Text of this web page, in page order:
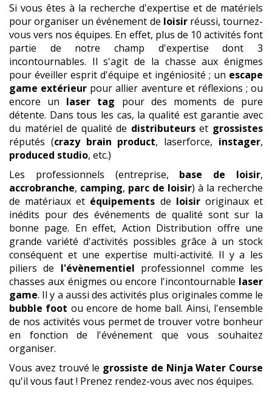
Si vous êtes à la recherche d'expertise et de matériels
pour organiser un événement de loisirréussi, tournez-
vous vers nos équipes. En effet, plus de 10 activités font
partie de notre champ d'expertise dont 3
incontournables. Il s'agit de la chasse aux énigmes
pour éveiller esprit d'équipe et ingéniosité ; un escape
game extérieur pour allier aventure et réflexions ; ou
encore un laser tag pour des moments de pure
détente. Dans tous les cas, la qualité est garantie avec
du matériel de qualité de distributeurset grossistes
réputés (crazy brain product, laserforce, instager,
produced studio, etc.)
Les professionnels (entreprise, base de loisir,
accrobranche, camping, parc de loisir) à la recherche
de matériaux et équipements de loisiroriginaux et
inédits pour des événements de qualité sont sur la
bonne page. En effet, Action Distribution offre une
grande variété d'activités possibles grâce à un stock
conséquent et une expertise multi-activité. Il y a les
piliers de l'évènementiel professionnel comme les
chasses aux énigmes ou encore l'incontournable laser
game. Il y a aussi des activités plus originales comme le
bubble foot ou encore de home ball. Ainsi, l'ensemble
de nos activités vous permet de trouver votre bonheur
en fonction de l'événement que vous souhaitez
organiser.
Vous avez trouvé le grossiste de Ninja Water Course
qu'il vous faut ! Prenez rendez-vous avec nos équipes.